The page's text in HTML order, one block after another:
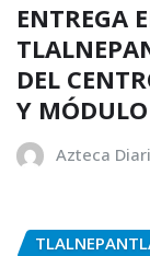
ENTREGA
DEL
Y
Azteca